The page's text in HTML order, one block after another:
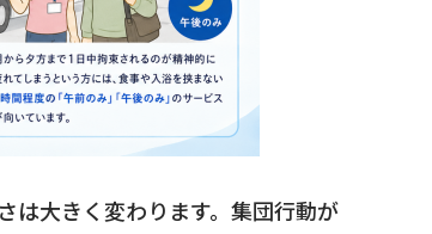
は大きく変わります。集団行動が